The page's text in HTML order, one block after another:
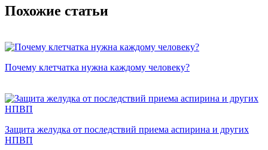
Похожие статьи
Почему клетчатка нужна каждому человеку?
Защита желудка от последствий приема аспирина и других
НПВП